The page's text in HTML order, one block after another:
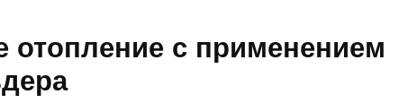
отопление с применением